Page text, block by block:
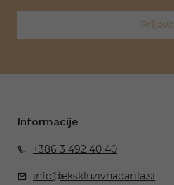
Prijava
Informacije
+386 3 492 40 40
info@ekskluzivnadarila.si